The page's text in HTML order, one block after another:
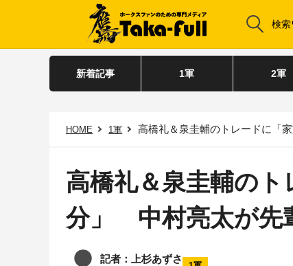
新着記事 1軍 2軍
HOME 1軍 高橋礼＆泉圭輔のトレードに「
高橋礼＆泉圭輔の
分」 中村亮太が先
記者：上杉あずさ